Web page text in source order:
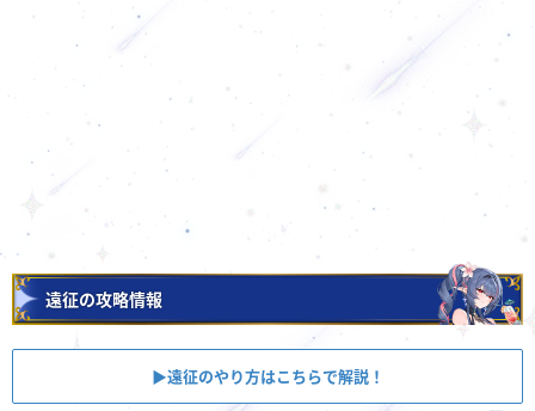
遠征の攻略情報
▶︎遠征のやり方はこちらで解説！